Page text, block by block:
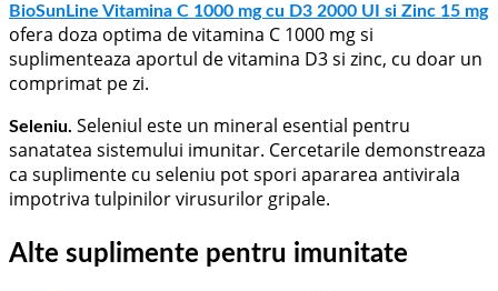
BioSunLine Vitamina C 1000 mg cu D3 2000 UI si Zinc 15 mg
ofera doza optima de vitamina C 1000 mg si
suplimenteaza aportul de vitamina D3 si zinc, cu doar un
comprimat pe zi.
Seleniu. Seleniul este un mineral esential pentru
sanatatea sistemului imunitar. Cercetarile demonstreaza
ca suplimente cu seleniu pot spori apararea antivirala
impotriva tulpinilor virusurilor gripale.
Alte suplimente pentru imunitate